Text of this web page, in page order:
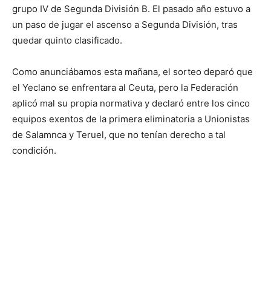
grupo IV de Segunda División B. El pasado año estuvo a
un paso de jugar el ascenso a Segunda División, tras
quedar quinto clasificado.
Como anunciábamos esta mañana, el sorteo deparó que
el Yeclano se enfrentara al Ceuta, pero la Federación
aplicó mal su propia normativa y declaró entre los cinco
equipos exentos de la primera eliminatoria a Unionistas
de Salamnca y Teruel, que no tenían derecho a tal
condición.